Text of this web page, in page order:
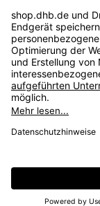
AKTION MEHR.